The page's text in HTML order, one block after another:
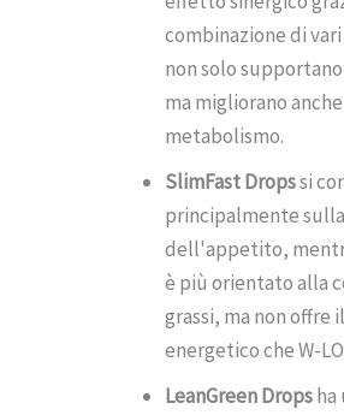
combinazione di
non solo
ma migliorano
metabolismo.
SlimFast Dropssi
principalmente
dell'appetito,
è più orientato alla
grassi, ma non offre
energetico che W-
LeanGreen Dropsha